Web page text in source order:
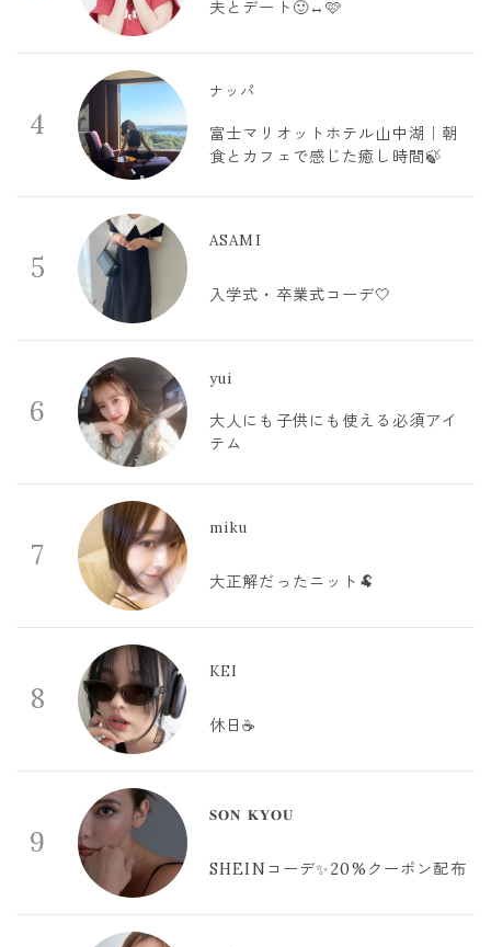
夫とデート🙂‍↔️🩷
4
ナッパ
富士マリオットホテル山中湖｜朝
食とカフェで感じた癒し時間🍃
5
ASAMI
入学式・卒業式コーデ🤍
6
yui
大人にも子供にも使える必須アイ
テム
7
miku
大正解だったニット🐏
8
KEI
休日☕️
9
𝐒𝐎𝐍 𝐊𝐘𝐎𝐔
SHEINコーデ✨20%クーポン配布